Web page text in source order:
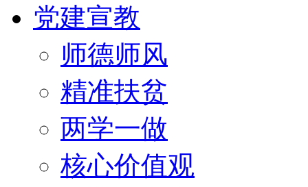
党建宣教
师德师风
精准扶贫
两学一做
核心价值观